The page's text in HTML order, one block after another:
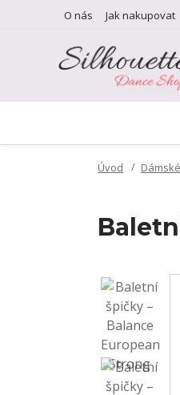
O nás Jak nakupovat
Úvod Dámské